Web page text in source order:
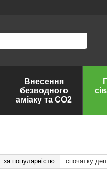
Внесення
безводного
аміаку та CO2
за популярністю спочатку